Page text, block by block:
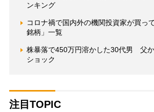
ンキング
コロナ禍で国内外の機関投資家が買っ
銘柄」一覧
株暴落で450万円溶かした30代男 父
ショック
注目TOPIC